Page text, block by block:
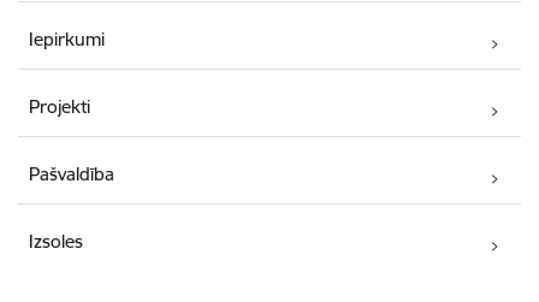
Iepirkumi
Projekti
Pašvaldība
Izsoles